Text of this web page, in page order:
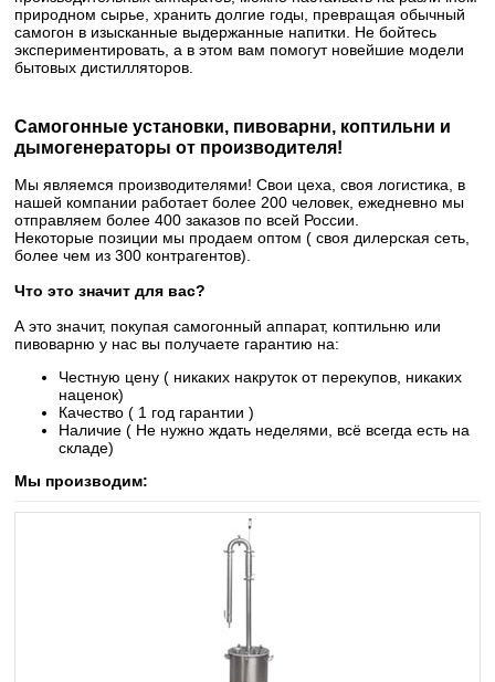
природном сырье, хранить долгие годы, превращая обычный
самогон в изысканные выдержанные напитки. Не бойтесь
экспериментировать, а в этом вам помогут новейшие модели
бытовых дистилляторов.
Самогонные установки, пивоварни, коптильни и
дымогенераторы от производителя!
Мы являемся производителями! Свои цеха, своя логистика, в
нашей компании работает более 200 человек, ежедневно мы
отправляем более 400 заказов по всей России.
Некоторые позиции мы продаем оптом ( своя дилерская сеть,
более чем из 300 контрагентов).
Что это значит для вас?
А это значит, покупая самогонный аппарат, коптильню или
пивоварню у нас вы получаете гарантию на:
Честную цену ( никаких накруток от перекупов, никаких
наценок)
Качество ( 1 год гарантии )
Наличие ( Не нужно ждать неделями, всё всегда есть на
складе)
Мы производим: